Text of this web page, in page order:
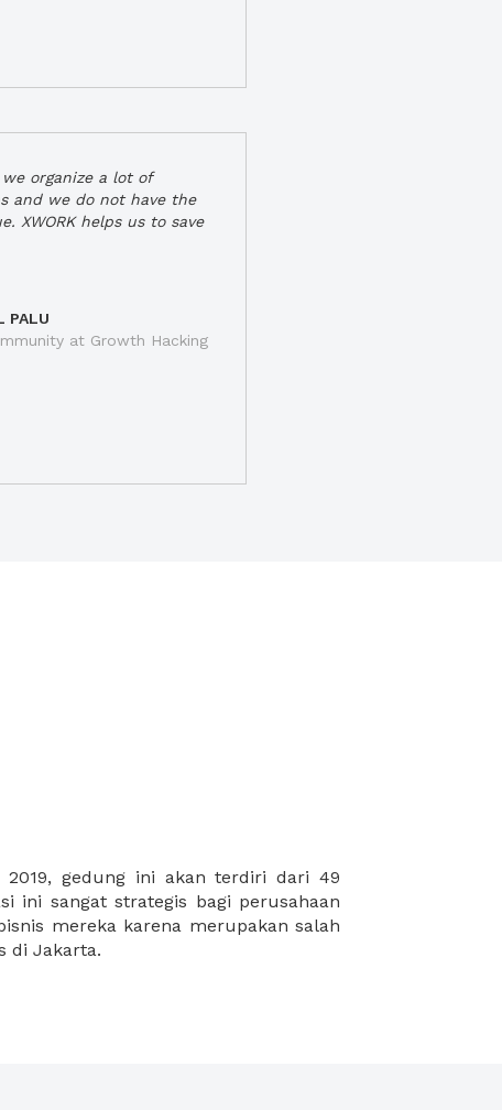
organize a lot of
and we do not have the
XWORK helps us to save
PALU
at Growth Hacking
di Jakarta.